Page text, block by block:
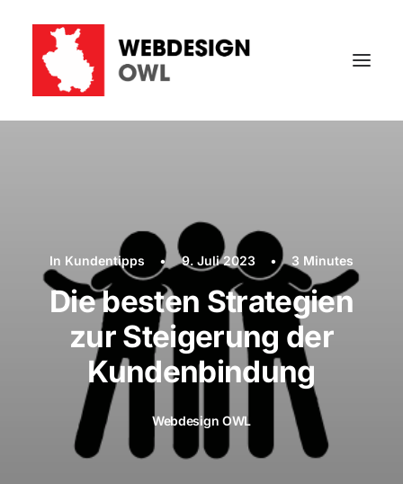
In Kundentipps • 9. Juli 2023 • 3 Minutes
Die besten Strategien
zur Steigerung der
Kundenbindung
Webdesign OWL